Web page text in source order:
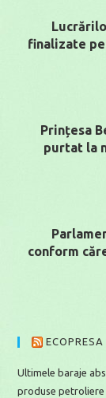
finalizate
Prințesa
purtat la
conform
ECOPRESA
Ultimele baraje
produse